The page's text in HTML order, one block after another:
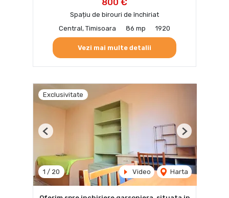
800 €
Spațiu de birouri de închiriat
Central, Timisoara
86 mp 1920
Vezi mai multe detalii
Exclusivitate
1 / 20 Video Harta
Previous Next